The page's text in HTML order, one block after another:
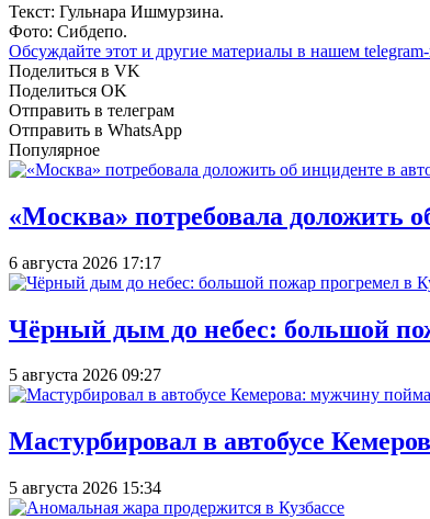
Текст: Гульнара Ишмурзина.
Фото: Сибдепо.
Обсуждайте этот и другие материалы в нашем
Поделиться в VK
Поделиться OK
Отправить в телеграм
Отправить в WhatsApp
Популярное
«Москва» потребовала доложить
6 августа 2026 17:17
Чёрный дым до небес: большой
5 августа 2026 09:27
Мастурбировал в автобусе
5 августа 2026 15:34